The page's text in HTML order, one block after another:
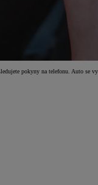
pokyny na telefonu. Auto se